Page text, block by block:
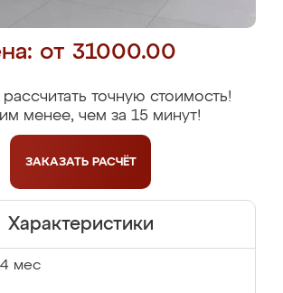
от 31000.00
точную стоимость!
менее, чем за 15 минут!
ЗАКАЗАТЬ РАСЧЁТ
Характеристики
мес